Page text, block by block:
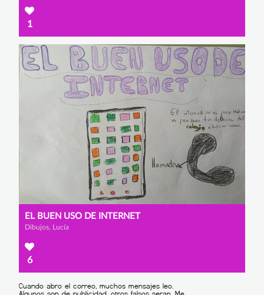
1
EL BUEN USO DE INTERNET
Dibujos, Lucía
6